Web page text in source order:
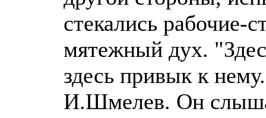
стекались рабочие-
мятежный дух.
здесь привык к
И.Шмелев. Он